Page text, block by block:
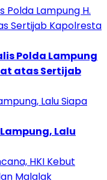
Polda Lampung
atas Sertijab
Lalu